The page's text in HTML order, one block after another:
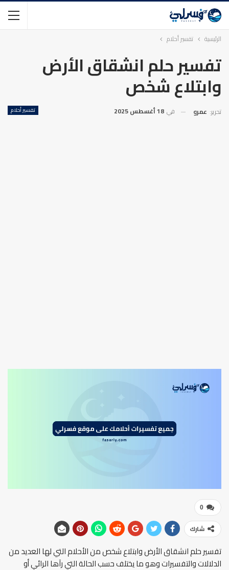
الرئيسية تفسير أحلام
تفسير حلم انشقاق الأرض
وابتلاع شخص
تفسير أحلام تحرير: عمرو في 18 أغسطس 2025
0
شارك
تفسير حلم انشقاق الأرض وابتلاع شخص من الأحلام التي لها العديد من
الدلالات والتفسيرات وهو ما يختلف حسب الحالة التي رآها الرائي أو